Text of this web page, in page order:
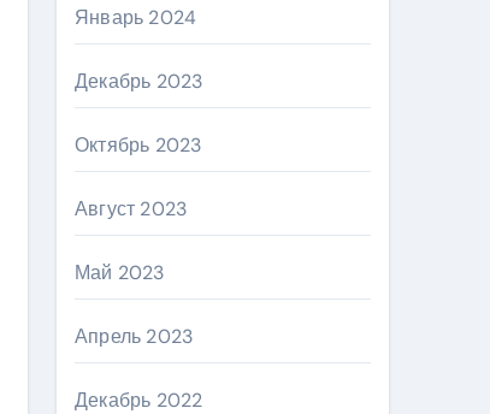
Январь 2024
Декабрь 2023
Октябрь 2023
Август 2023
Май 2023
Апрель 2023
Декабрь 2022